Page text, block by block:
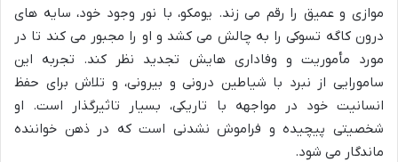
موازی و عمیق را رقم می زند. یومکو، با نور وجود خود، سایه های
درون کاگه تسوکی را به چالش می کشد و او را مجبور می کند تا در
مورد مأموریت و وفاداری هایش تجدید نظر کند. تجربه این
سامورایی از نبرد با شیاطین درونی و بیرونی، و تلاش برای حفظ
انسانیت خود در مواجهه با تاریکی، بسیار تاثیرگذار است. او
شخصیتی پیچیده و فراموش نشدنی است که در ذهن خواننده
ماندگار می شود.